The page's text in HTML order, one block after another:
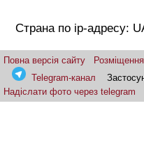
Страна по ip-адресу:
Повна версія сайту
Telegram-канал
Надіслати фото через telegram